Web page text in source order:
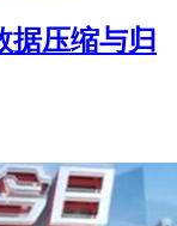
据压缩与归